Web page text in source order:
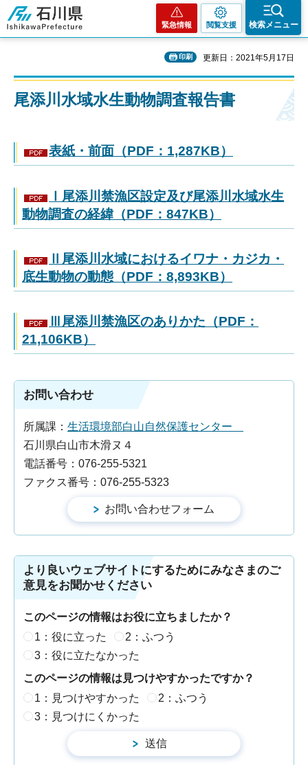
石川県
緊急情報 閲覧支援 検索メニュー
印刷 更新日：2021年5月17日
尾添川水域水生動物調査報告書
表紙・前面（PDF：1,287KB）
Ⅰ尾添川禁漁区設定及び尾添川水域水生
動物調査の経緯（PDF：847KB）
Ⅱ尾添川水域におけるイワナ・カジカ・
底生動物の動態（PDF：8,893KB）
Ⅲ尾添川禁漁区のありかた（PDF：
21,106KB）
お問い合わせ
所属課： 生活環境部白山自然保護センター
石川県白山市木滑ヌ４
電話番号：076-255-5321
ファクス番号：076-255-5323
より良いウェブサイトにするためにみなさまのご
意見をお聞かせください
このページの情報はお役に立ちましたか？
1：役に立った
2：ふつう
3：役に立たなかった
このページの情報は見つけやすかったですか？
1：見つけやすかった
2：ふつう
3：見つけにくかった